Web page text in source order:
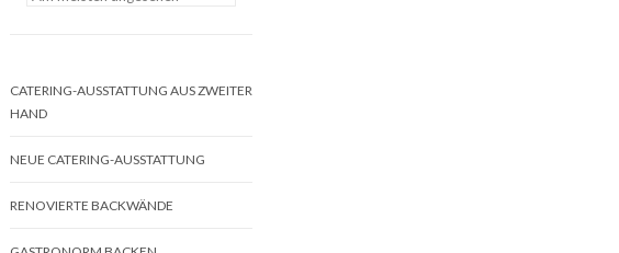
CATERING-AUSSTATTUNG AUS ZWEITER
HAND
NEUE CATERING-AUSSTATTUNG
RENOVIERTE BACKWÄNDE